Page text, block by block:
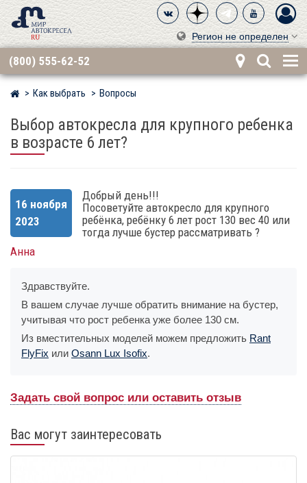
Регион не определен
(800) 555-62-52
Мир детских автокресел
Как выбрать Вопросы
Выбор автокресла для крупного ребенка
в возрасте 6 лет?
16 ноября
2023
Добрый день!!!
Посоветуйте автокресло для крупного
ребёнка, ребёнку 6 лет рост 130 вес 40 или
тогда лучше бустер рассматривать ?
Анна
Здравствуйте.
В вашем случае лучше обратить внимание на бустер,
учитывая что рост ребенка уже более 130 см.
Из вместительных моделей можем предложить Rant
FlyFix или Osann Lux Isofix.
Задать свой вопрос или оставить отзыв
Вас могут заинтересовать